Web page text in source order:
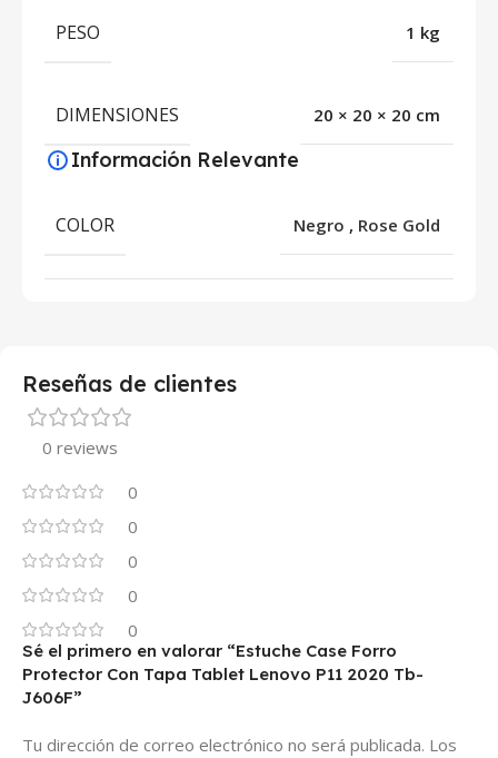
PESO 1 kg
DIMENSIONES 20 × 20 × 20 cm
Información Relevante
COLOR Negro , Rose Gold
Reseñas de clientes
0 reviews
0
0
0
0
0
Sé el primero en valorar “Estuche Case Forro
Protector Con Tapa Tablet Lenovo P11 2020 Tb-
J606F”
Tu dirección de correo electrónico no será publicada. Los